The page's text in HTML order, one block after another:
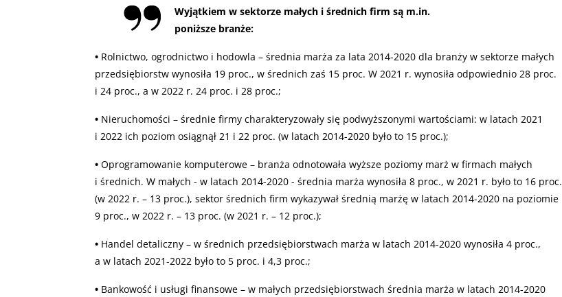
Wyjątkiem w sektorze małych i średnich firm są m.in.
poniższe branże:
• Rolnictwo, ogrodnictwo i hodowla – średnia marża za lata 2014-2020 dla branży w sektorze małych
przedsiębiorstw wynosiła 19 proc., w średnich zaś 15 proc. W 2021 r. wynosiła odpowiednio 28 proc.
i 24 proc., a w 2022 r. 24 proc. i 28 proc.;
• Nieruchomości – średnie firmy charakteryzowały się podwyższonymi wartościami: w latach 2021
i 2022 ich poziom osiągnął 21 i 22 proc. (w latach 2014-2020 było to 15 proc.);
• Oprogramowanie komputerowe – branża odnotowała wyższe poziomy marż w firmach małych
i średnich. W małych - w latach 2014-2020 - średnia marża wynosiła 8 proc., w 2021 r. było to 16 proc.
(w 2022 r. – 13 proc.), sektor średnich firm wykazywał średnią marżę w latach 2014-2020 na poziomie
9 proc., w 2022 r. – 13 proc. (w 2021 r. – 12 proc.);
• Handel detaliczny – w średnich przedsiębiorstwach marża w latach 2014-2020 wynosiła 4 proc.,
a w latach 2021-2022 było to 5 proc. i 4,3 proc.;
• Bankowość i usługi finansowe – w małych przedsiębiorstwach średnia marża w latach 2014-2020